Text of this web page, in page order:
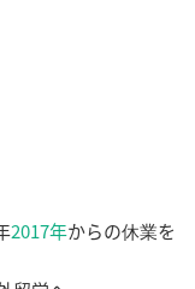
2017年からの休業を